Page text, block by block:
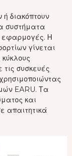
διακόπτουν
συστήματα
εφαρμογές. Η
γίνεται
συσκευές
EARU. Τα
και
απαιτητικά